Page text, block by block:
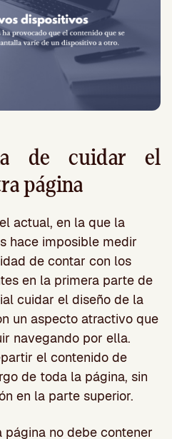
de cuidar el
página
actual, en la que la
hace imposible medir
de contar con los
en la primera parte de
cuidar el diseño de la
un aspecto atractivo que
navegando por ella.
el contenido de
de toda la página, sin
en la parte superior.
página no debe contener